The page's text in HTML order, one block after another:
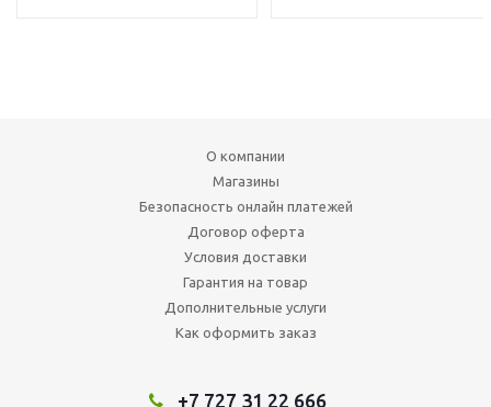
О компании
Магазины
Безопасность онлайн платежей
Договор оферта
Условия доставки
Гарантия на товар
Дополнительные услуги
Как оформить заказ
+7 727 31 22 666